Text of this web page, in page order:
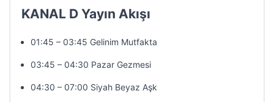
KANAL D Yayın Akışı
01:45 – 03:45 Gelinim Mutfakta
03:45 – 04:30 Pazar Gezmesi
04:30 – 07:00 Siyah Beyaz Aşk